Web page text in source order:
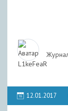
12.01.2017